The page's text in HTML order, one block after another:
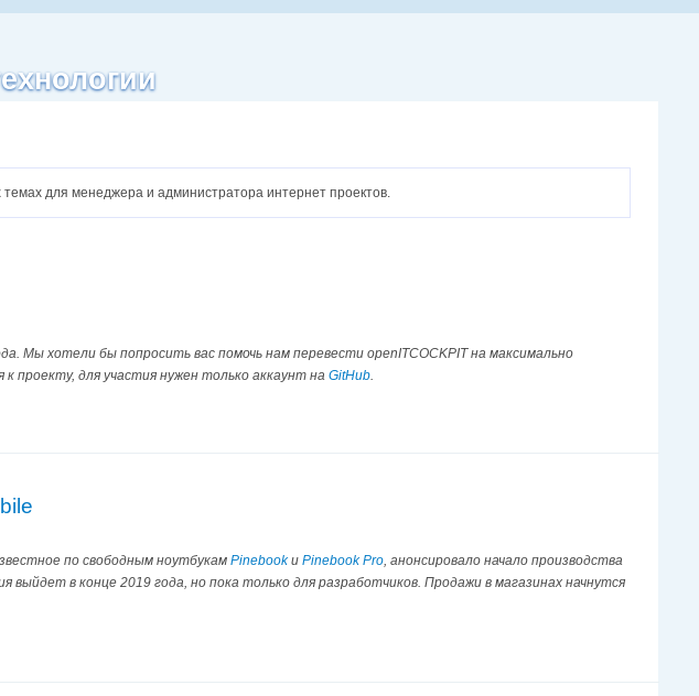
темах для менеджера и администратора интернет проектов.
Мы хотели бы попросить вас помочь нам перевести openITCOCKPIT на максимально
проекту, для участия нужен только аккаунт на GitHub.
по свободным ноутбукам Pinebookи Pinebook Pro, анонсировало начало производства
выйдет в конце 2019 года, но пока только для разработчиков. Продажи в магазинах начнутся